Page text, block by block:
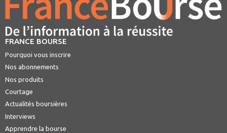
FRANCE BOURSE
Pourquoi vous inscrire
Nos abonnements
Nos produits
Courtage
Actualités boursières
Interviews
Apprendre la bourse